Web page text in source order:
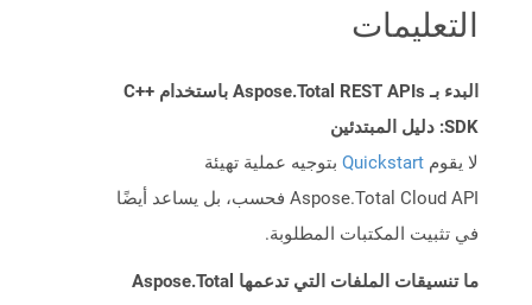
التعليمات
البدء بـ Aspose.Total REST APIs باستخدام C++
SDK: دليل المبتدئين
لا يقوم Quickstart بتوجيه عملية تهيئة
Aspose.Total Cloud API فحسب، بل يساعد أيضًا
في تثبيت المكتبات المطلوبة.
ما تنسيقات الملفات التي تدعمها Aspose.Total